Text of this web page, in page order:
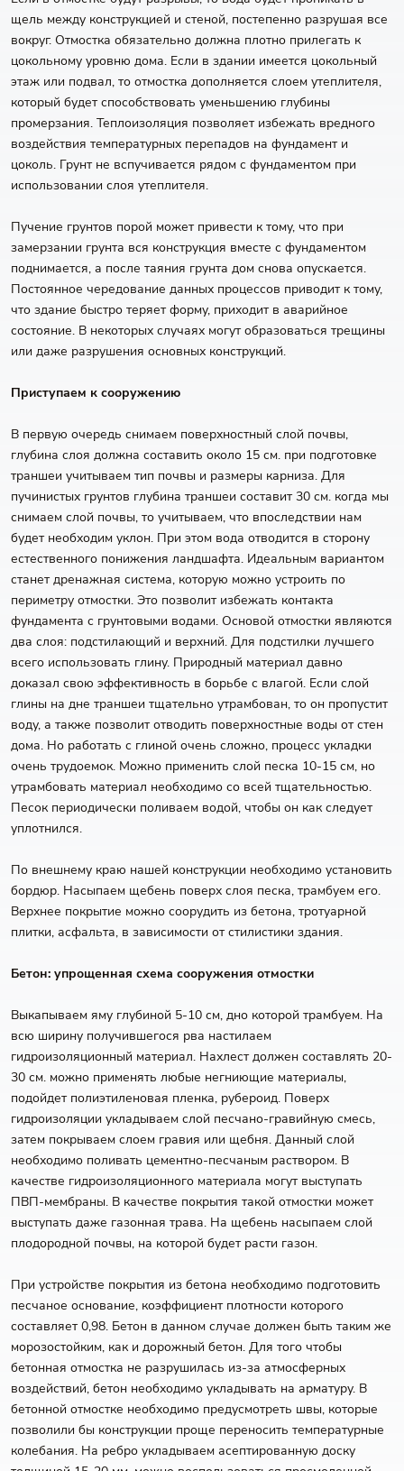
щель между конструкцией и стеной, постепенно разрушая все
вокруг. Отмостка обязательно должна плотно прилегать к
цокольному уровню дома. Если в здании имеется цокольный
этаж или подвал, то отмостка дополняется слоем утеплителя,
который будет способствовать уменьшению глубины
промерзания. Теплоизоляция позволяет избежать вредного
воздействия температурных перепадов на фундамент и
цоколь. Грунт не вспучивается рядом с фундаментом при
использовании слоя утеплителя.
Пучение грунтов порой может привести к тому, что при
замерзании грунта вся конструкция вместе с фундаментом
поднимается, а после таяния грунта дом снова опускается.
Постоянное чередование данных процессов приводит к тому,
что здание быстро теряет форму, приходит в аварийное
состояние. В некоторых случаях могут образоваться трещины
или даже разрушения основных конструкций.
Приступаем к сооружению
В первую очередь снимаем поверхностный слой почвы,
глубина слоя должна составить около 15 см. при подготовке
траншеи учитываем тип почвы и размеры карниза. Для
пучинистых грунтов глубина траншеи составит 30 см. когда мы
снимаем слой почвы, то учитываем, что впоследствии нам
будет необходим уклон. При этом вода отводится в сторону
естественного понижения ландшафта. Идеальным вариантом
станет дренажная система, которую можно устроить по
периметру отмостки. Это позволит избежать контакта
фундамента с грунтовыми водами. Основой отмостки являются
два слоя: подстилающий и верхний. Для подстилки лучшего
всего использовать глину. Природный материал давно
доказал свою эффективность в борьбе с влагой. Если слой
глины на дне траншеи тщательно утрамбован, то он пропустит
воду, а также позволит отводить поверхностные воды от стен
дома. Но работать с глиной очень сложно, процесс укладки
очень трудоемок. Можно применить слой песка 10-15 см, но
утрамбовать материал необходимо со всей тщательностью.
Песок периодически поливаем водой, чтобы он как следует
уплотнился.
По внешнему краю нашей конструкции необходимо установить
бордюр. Насыпаем щебень поверх слоя песка, трамбуем его.
Верхнее покрытие можно соорудить из бетона, тротуарной
плитки, асфальта, в зависимости от стилистики здания.
Бетон: упрощенная схема сооружения отмостки
Выкапываем яму глубиной 5-10 см, дно которой трамбуем. На
всю ширину получившегося рва настилаем
гидроизоляционный материал. Нахлест должен составлять 20-
30 см. можно применять любые негниющие материалы,
подойдет полиэтиленовая пленка, рубероид. Поверх
гидроизоляции укладываем слой песчано-гравийную смесь,
затем покрываем слоем гравия или щебня. Данный слой
необходимо поливать цементно-песчаным раствором. В
качестве гидроизоляционного материала могут выступать
ПВП-мембраны. В качестве покрытия такой отмостки может
выступать даже газонная трава. На щебень насыпаем слой
плодородной почвы, на которой будет расти газон.
При устройстве покрытия из бетона необходимо подготовить
песчаное основание, коэффициент плотности которого
составляет 0,98. Бетон в данном случае должен быть таким же
морозостойким, как и дорожный бетон. Для того чтобы
бетонная отмостка не разрушилась из-за атмосферных
воздействий, бетон необходимо укладывать на арматуру. В
бетонной отмостке необходимо предусмотреть швы, которые
позволили бы конструкции проще переносить температурные
колебания. На ребро укладываем асептированную доску